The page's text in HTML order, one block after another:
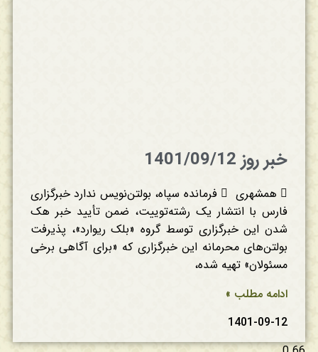
خبر روز 1401/09/12
 همشهری  فرمانده سپاه، بولتن‌نویس ندارد خبرگزاری
فارس با انتشار یک رشته‌توییت، ضمن تأیید خبر هک
شدن این خبرگزاری توسط گروه «بلک ریوارد»، پذیرفت
بولتن‌های محرمانه این خبرگزاری که «برای آگاهی برخی
مسئولان» تهیه شده،
ادامه مطلب »
1401-09-12